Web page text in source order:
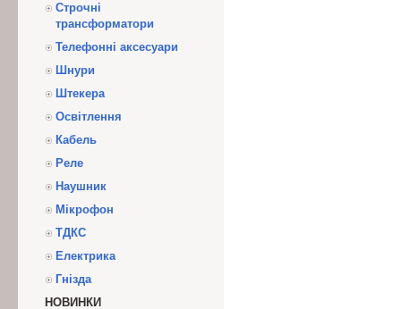
Строчні
трансформатори
Телефонні аксесуари
Шнури
Штекера
Освітлення
Кабель
Реле
Наушник
Мікрофон
ТДКС
Електрика
Гнізда
НОВИНКИ